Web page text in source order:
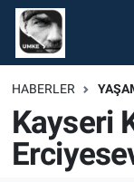
HABERLER
Kayseri
Gündem
Ekonomi
Spor
Nöbetçi
Hava
Namaz